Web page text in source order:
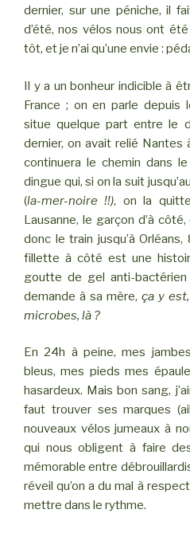
dernier, sur une péniche, il
d’été, nos vélos nous ont
tôt, et je n’ai qu’une envie :
Il y a un bonheur indicible à
France ; on en parle depuis
situe quelque part entre le
dernier, on avait relié Nantes
continuera le chemin dans
dingue qui, si on la suit
(la-mer-noire !!), on la
Lausanne, le garçon d’à
donc le train jusqu’à
fillette à côté est une
goutte de gel anti-
demande à sa mère, ça y
microbes, là ?
En 24h à peine, mes
bleus, mes pieds mes
hasardeux. Mais bon sang,
faut trouver ses marques
nouveaux vélos jumeaux à
qui nous obligent à faire
mémorable entre
réveil qu’on a du mal à
mettre dans le rythme.